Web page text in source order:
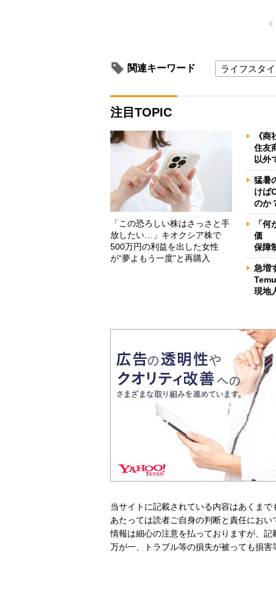
関連キーワード ライフスタ
注目TOPIC
「この恐ろしい株はさっさと手
放したい…」キオクシア株で
500万円の利益を出した女性
が“夢よもう一度”と再購入
《
住友
以外
猛暑
けば
のか
「
価 「
保障
急増
現地
当サイトに記載されている内容はあくま
あたっては読者ご自身の判断と責任にお
情報は細心の注意を払っておりますが、記
万が一、トラブル等の損失が被っても損害